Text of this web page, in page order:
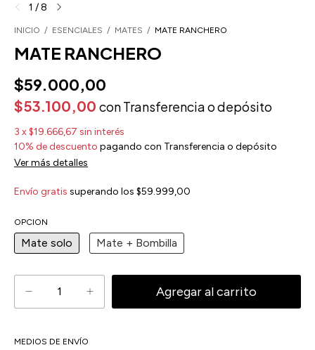
1 /8
INICIO / ESENCIALES / MATES / MATE RANCHERO
MATE RANCHERO
$59.000,00
$53.100,00 conTransferencia o depósito
3 x$19.666,67 sin interés
10% de descuento pagando con Transferencia o depósito
Ver más detalles
Envío gratis superando los $59.999,00
OPCION
Mate solo Mate + Bombilla
Entregas para el CP:
MEDIOS DE ENVÍO